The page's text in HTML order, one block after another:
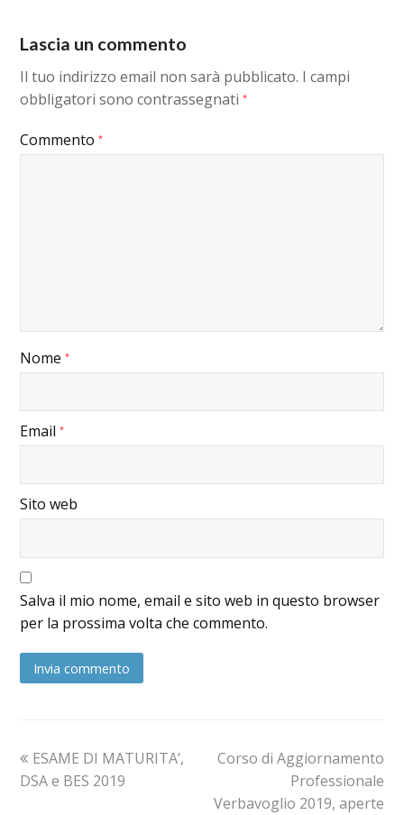
Lascia un commento
Il tuo indirizzo email non sarà pubblicato. I campi
obbligatori sono contrassegnati*
Commento*
Nome*
Email*
Sito web
Salva il mio nome, email e sito web in questo browser
per la prossima volta che commento.
ESAME DI MATURITA’,
DSA e BES 2019
Corso di Aggiornamento
Professionale
Verbavoglio 2019, aperte